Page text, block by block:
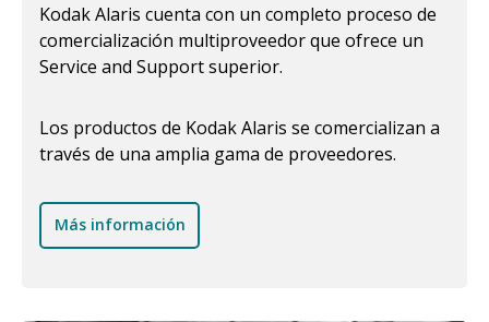
Kodak Alaris cuenta con un completo proceso de
comercialización multiproveedor que ofrece un
Service and Support superior.
Los productos de Kodak Alaris se comercializan a
través de una amplia gama de proveedores.
Más información